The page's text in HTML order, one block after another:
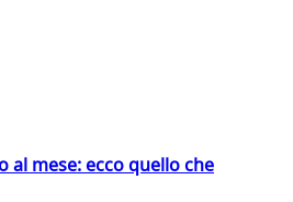
al mese: ecco quello che